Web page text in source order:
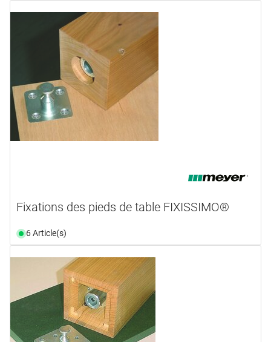
Fixations des pieds de table FIXISSIMO®
6 Article(s)